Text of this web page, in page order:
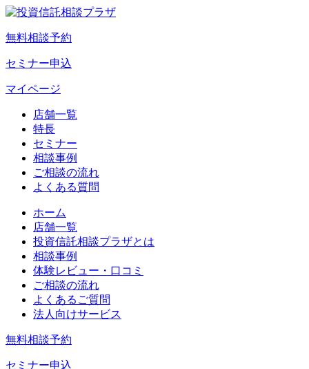
無料相談予約
セミナー申込
マイページ
店舗一覧
特長
セミナー
相談事例
ご相談の流れ
よくある質問
ホーム
店舗一覧
投資信託相談プラザとは
相談事例
体験レビュー・口コミ
ご相談の流れ
よくあるご質問
法人向けサービス
無料相談予約
セミナー申込